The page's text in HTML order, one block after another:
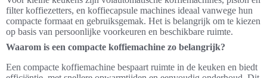
filter koffiezetters, en koffiecapsule machines ideaal vanwege hun
compacte formaat en gebruiksgemak. Het is belangrijk om te kiezen
op basis van persoonlijke voorkeuren en beschikbare ruimte.
Waarom is een compacte koffiemachine zo belangrijk?
Een compacte koffiemachine bespaart ruimte in de keuken en biedt